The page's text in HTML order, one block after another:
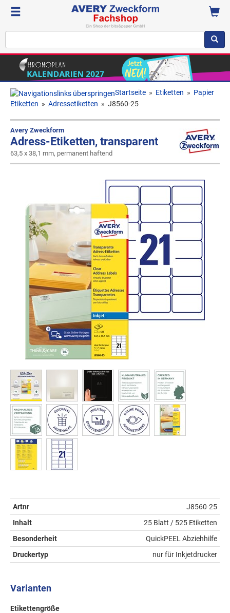
Startseite » Etiketten » Papier
Etiketten » Adressetiketten » J8560-25
Avery Zweckform
Adress-Etiketten, transparent
63,5 x 38,1 mm, permanent haftend
Artnr
J8560-25
Inhalt
25 Blatt / 525 Etiketten
Besonderheit
QuickPEEL Abziehhilfe
Druckertyp
nur für Inkjetdrucker
Varianten
Etikettengröße